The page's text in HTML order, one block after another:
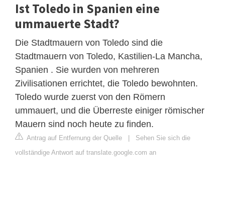
Ist Toledo in Spanien eine
ummauerte Stadt?
Die Stadtmauern von Toledo sind die
Stadtmauern von Toledo, Kastilien-La Mancha,
Spanien . Sie wurden von mehreren
Zivilisationen errichtet, die Toledo bewohnten.
Toledo wurde zuerst von den Römern
ummauert, und die Überreste einiger römischer
Mauern sind noch heute zu finden.
Antrag auf Entfernung der Quelle
Sehen Sie sich die
vollständige Antwort auf translate.google.com an